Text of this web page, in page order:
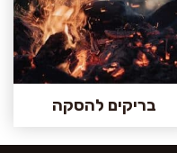
בריקים להסקה